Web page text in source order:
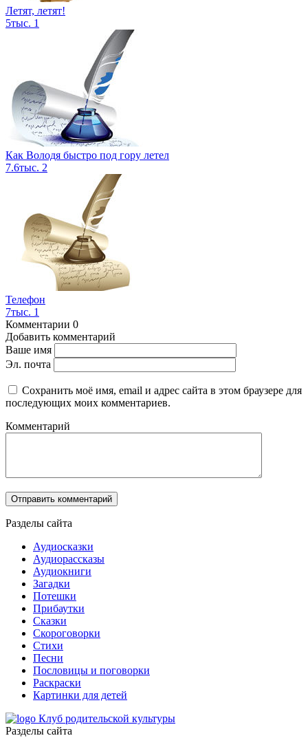
Летят, летят!
5тыс. 1
Как Володя быстро под гору летел
7.6тыс. 2
Телефон
7тыс. 1
Комментарии 0
Добавить комментарий
Ваше имя
Эл. почта
Сохранить моё имя, email и адрес сайта в этом браузере для
последующих моих комментариев.
Комментарий
Разделы сайта
Аудиосказки
Аудиорассказы
Аудиокниги
Загадки
Потешки
Прибаутки
Сказки
Скороговорки
Стихи
Песни
Пословицы и поговорки
Раскраски
Картинки для детей
Клуб родительской культуры
Разделы сайта